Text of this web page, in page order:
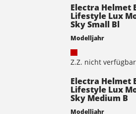
Electra Helmet
Lifestyle Lux
Sky Small Bl
Modelljahr
Z.Z. nicht verfügbar
Electra Helmet
Lifestyle Lux
Sky Medium B
Modelljahr